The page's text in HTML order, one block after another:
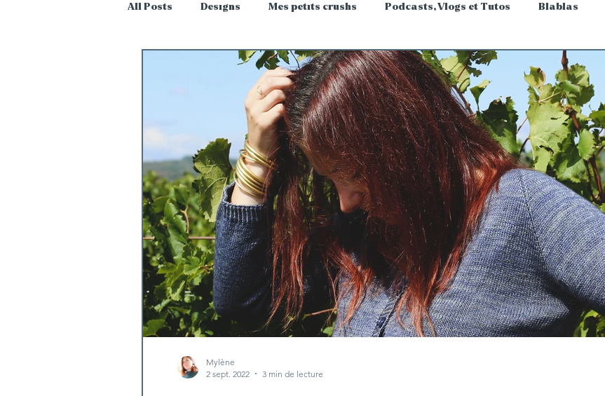
All Posts Designs Mes petits crushs Podcasts, Vlogs et Tutos Blablas
PédagoTricot
Mylène
2 sept. 2022
3 min de lecture